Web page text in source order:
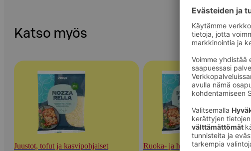
Katso myös
Juustot, tofut ja kasvipohjaiset Ruoka- ja herkuttelujuustot